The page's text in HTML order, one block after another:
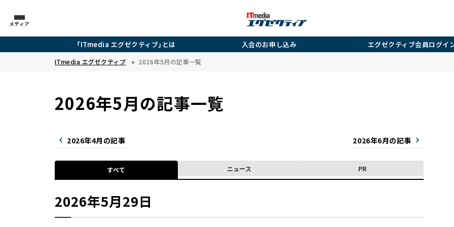
メディア
「ITmedia エグゼクティブ」とは 入会のお申し込み エグゼクティブ会員ログイ
ITmedia エグゼクティブ 2026年5月の記事一覧
2026年5月の記事一覧
2026年4月の記事 2026年6月の記事
すべて ニュース PR
2026年5月29日